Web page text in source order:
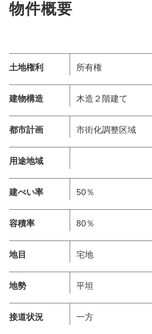
物件概要
土地権利 所有権
建物構造 木造２階建て
都市計画 市街化調整区域
用途地域
建ぺい率 50％
容積率 80％
地目 宅地
地勢 平坦
接道状況 一方